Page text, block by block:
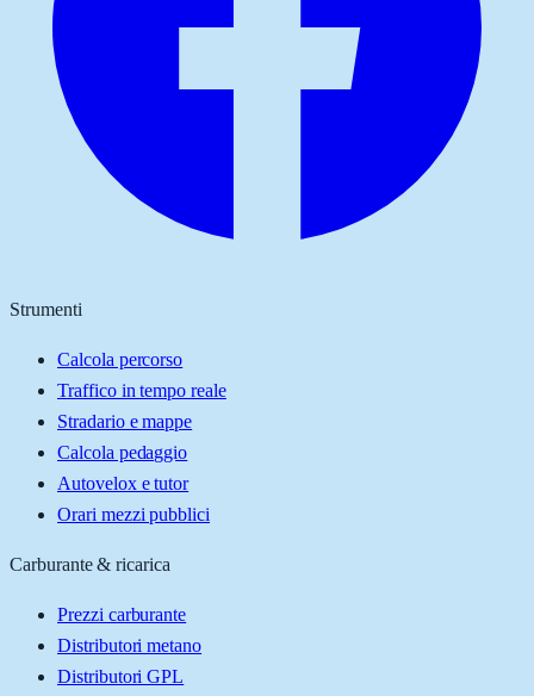
Strumenti
Calcola percorso
Traffico in tempo reale
Stradario e mappe
Calcola pedaggio
Autovelox e tutor
Orari mezzi pubblici
Carburante & ricarica
Prezzi carburante
Distributori metano
Distributori GPL